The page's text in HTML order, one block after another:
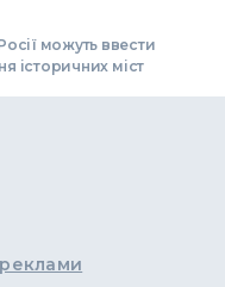
можуть ввести
історичних міст